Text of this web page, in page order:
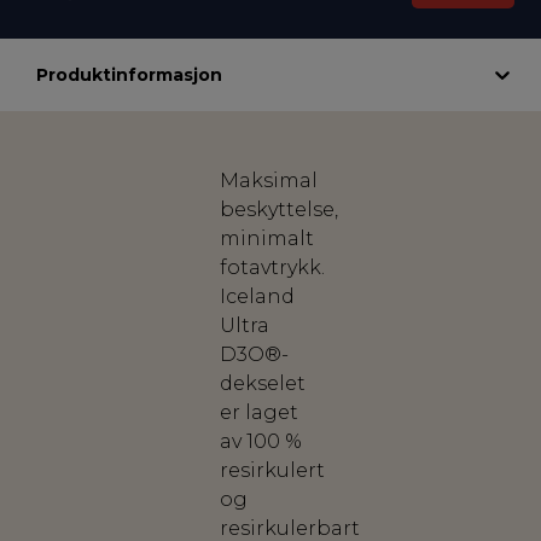
Produktinformasjon
Maksimal
beskyttelse,
minimalt
fotavtrykk.
Iceland
Ultra
D3O®-
dekselet
er laget
av 100 %
resirkulert
og
resirkulerbart